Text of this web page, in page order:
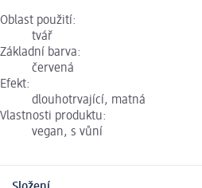
Oblast použití:
tvář
Základní barva:
červená
Efekt:
dlouhotrvající, matná
Vlastnosti produktu:
vegan, s vůní